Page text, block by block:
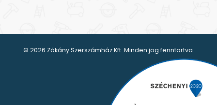
© 2026 Zákány Szerszámház Kft. Minden jog fenntartva.